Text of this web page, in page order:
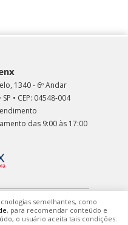
1340 - 6º Andar
• CEP: 04548-004
das 9:00 às 17:00
semelhantes, como
, para recomendar conteúdo e
o usuário aceita tais condições.